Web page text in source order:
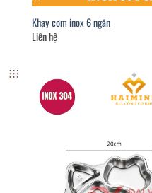
Khay cơm inox 6 ngăn
Liên hệ